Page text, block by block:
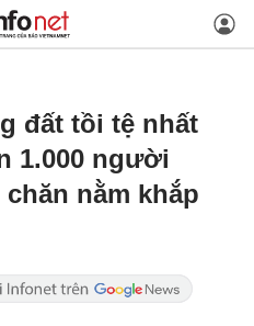
đất tồi tệ nhất
1.000 người
nằm khắp